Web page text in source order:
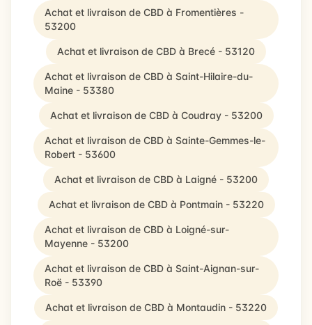
Achat et livraison de CBD à Fromentières -
53200
Achat et livraison de CBD à Brecé - 53120
Achat et livraison de CBD à Saint-Hilaire-du-
Maine - 53380
Achat et livraison de CBD à Coudray - 53200
Achat et livraison de CBD à Sainte-Gemmes-le-
Robert - 53600
Achat et livraison de CBD à Laigné - 53200
Achat et livraison de CBD à Pontmain - 53220
Achat et livraison de CBD à Loigné-sur-
Mayenne - 53200
Achat et livraison de CBD à Saint-Aignan-sur-
Roë - 53390
Achat et livraison de CBD à Montaudin - 53220